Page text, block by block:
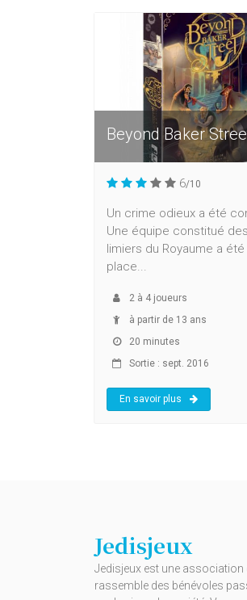
Beyond Baker
6/10
Un crime odieux a été
Une équipe constitué
limiers du Royaume a
place...
2 à 4 joueurs
à partir de 13 ans
20 minutes
Sortie : sept. 2016
En savoir plus
Jedisjeux
Jedisjeux est une association
rassemble des bénévoles